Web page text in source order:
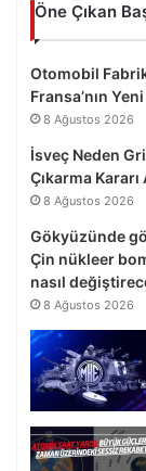
Öne Çıkan
Otomobil
Fransa’nın
8 Ağustos 2026
İsveç Neden
Çıkarma Kararı
8 Ağustos 2026
Gökyüzünde
Çin nükleer
nasıl
8 Ağustos 2026